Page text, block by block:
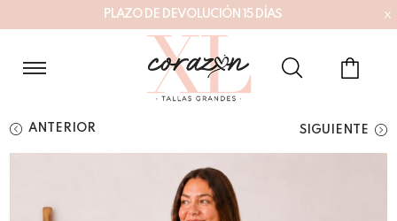
PLAZO DE DEVOLUCI ÓN 5 DÍ AS x
ANTERIOR SIGUIENTE